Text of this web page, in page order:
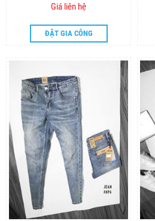
Giá liên hệ
ĐẶT GIA CÔNG